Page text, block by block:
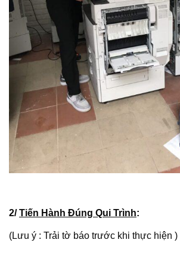
2/ Tiến Hành Đúng Qui Trình:
(Lưu ý : Trải tờ báo trước khi thực hiện )